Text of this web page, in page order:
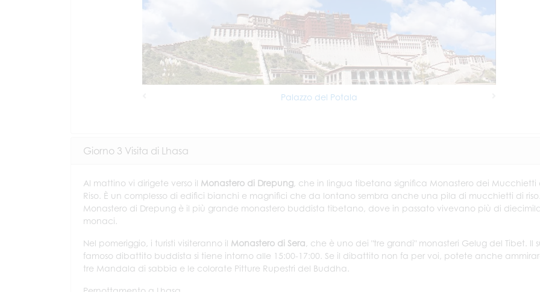
Palazzo del Potala
Giorno 3 Visita di Lhasa
Al mattino vi dirigete verso il Monastero di Drepung, che in lingua tibetana significa Monastero dei Mucchietti
Riso. È un complesso di edifici bianchi e magnifici che da lontano sembra anche una pila di mucchietti di
Monastero di Drepung è il più grande monastero buddista tibetano, dove in passato vivevano più di
monaci.
Nel pomeriggio, i turisti visiteranno il Monastero di Sera, che è uno dei "tre grandi" monasteri Gelug del Tibet. Il
famoso dibattito buddista si tiene intorno alle 15:00-17:00. Se il dibattito non fa per voi, potete anche
tre Mandala di sabbia e le colorate Pitture Rupestri del Buddha.